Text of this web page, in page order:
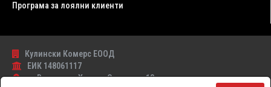
Програма за лоялни клиенти
Кулински Комерс ЕООД
ЕИК 148061117
гр.Варна , ул. Христо Самсаров 13